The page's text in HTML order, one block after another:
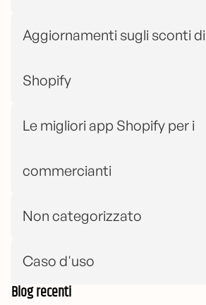
Aggiornamenti sugli sconti di
Shopify
Le migliori app Shopify per i
commercianti
Non categorizzato
Caso d'uso
Blog recenti